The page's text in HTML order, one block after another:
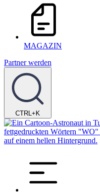
MAGAZIN
Partner werden
CTRL+K